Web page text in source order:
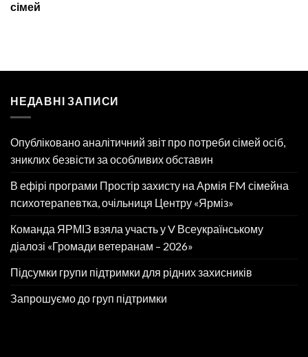
сімей
НЕДАВНІ ЗАПИСИ
Опубліковано аналітичний звіт про потреби сімей осіб,
зниклих безвісти за особливих обставин
В ефірі програми Простір захисту на Армія FM сімейна
психотерапевтка, очільниця Центру «Ярміз»
Команда ЯРМІЗ взяла участь у V Всеукраїнському
діалозі «Громади ветеранам – 2026»
Підсумки групи підтримки для рідних захисників
Запрошуємо до груп підтримки